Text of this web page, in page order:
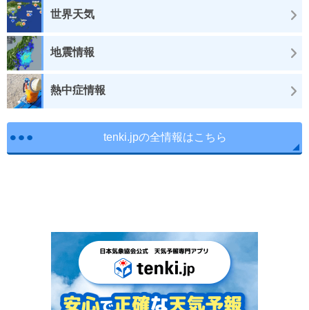
世界天気
地震情報
熱中症情報
tenki.jpの全情報はこちら